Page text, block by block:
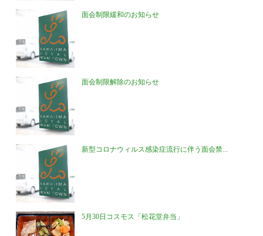
面会制限緩和のお知らせ
面会制限解除のお知らせ
新型コロナウィルス感染症流行に伴う面会禁...
5月30日コスモス「松花堂弁当」